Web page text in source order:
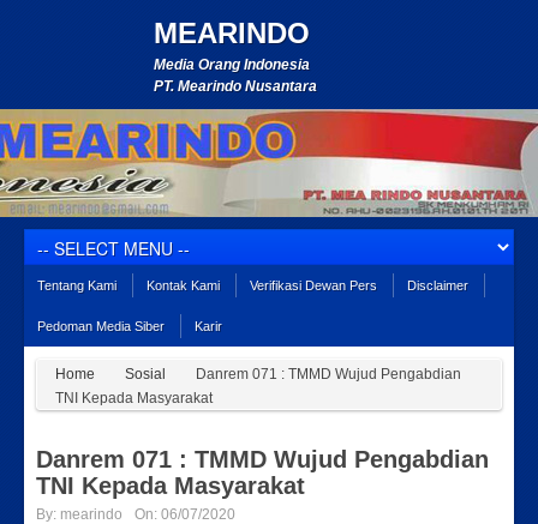
MEARINDO
Media Orang Indonesia
PT. Mearindo Nusantara
Tentang Kami Kontak Kami Verifikasi Dewan Pers Disclaimer
Pedoman Media Siber Karir
Home Sosial
Danrem 071 : TMMD Wujud Pengabdian
TNI Kepada Masyarakat
Danrem 071 : TMMD Wujud Pengabdian
TNI Kepada Masyarakat
By: mearindo On: 06/07/2020